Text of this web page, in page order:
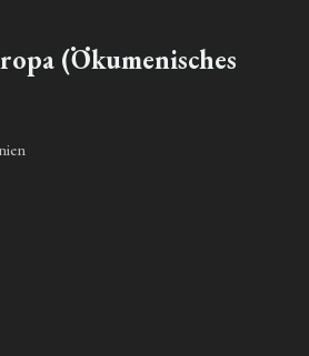
(Ökumenisches